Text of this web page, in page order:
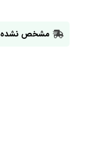
مشخص نشده